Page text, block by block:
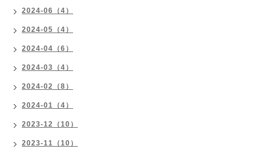
2024-06（4）
2024-05（4）
2024-04（6）
2024-03（4）
2024-02（8）
2024-01（4）
2023-12（10）
2023-11（10）